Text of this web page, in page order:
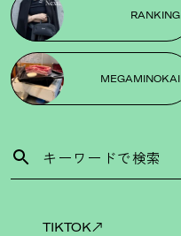
RANKING
MEGAMINOKAI
TIKTOK